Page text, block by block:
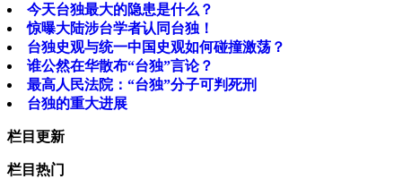
今天台独最大的隐患是什么？
惊曝大陆涉台学者认同台独！
台独史观与统一中国史观如何碰撞激荡？
谁公然在华散布“台独”言论？
最高人民法院：“台独”分子可判死刑
台独的重大进展
栏目更新
栏目热门